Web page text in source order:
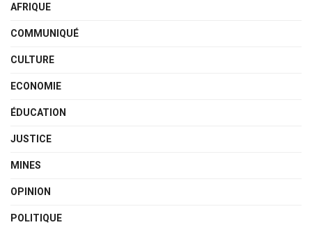
AFRIQUE
COMMUNIQUÉ
CULTURE
ECONOMIE
ÉDUCATION
JUSTICE
MINES
OPINION
POLITIQUE